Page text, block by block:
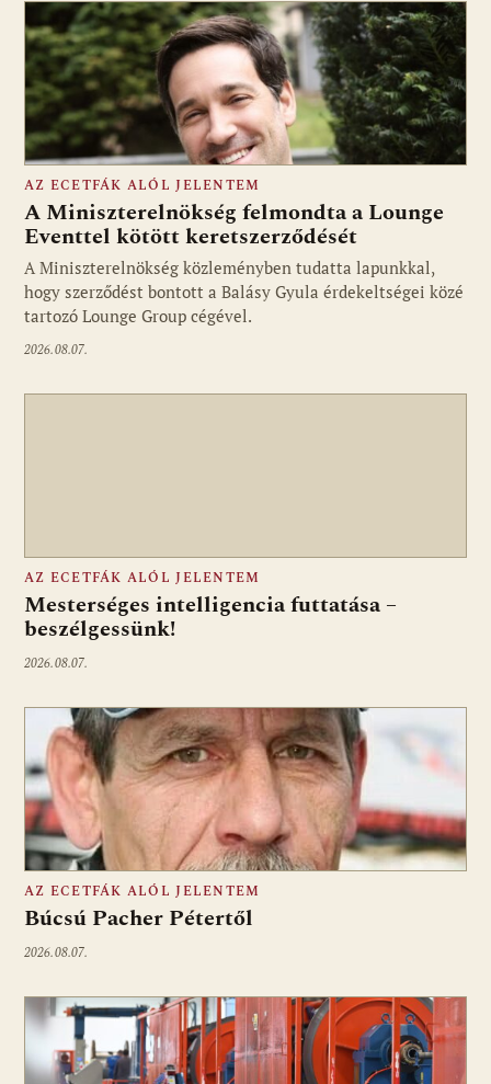
Fotó: media1.hu
AZ ECETFÁK ALÓL JELENTEM
A Miniszterelnökség felmondta a Lounge
Eventtel kötött keretszerződését
A Miniszterelnökség közleményben tudatta lapunkkal,
hogy szerződést bontott a Balásy Gyula érdekeltségei közé
tartozó Lounge Group cégével.
2026.08.07.
AZ ECETFÁK ALÓL JELENTEM
Mesterséges intelligencia futtatása –
beszélgessünk!
2026.08.07.
AZ ECETFÁK ALÓL JELENTEM
Búcsú Pacher Pétertől
2026.08.07.